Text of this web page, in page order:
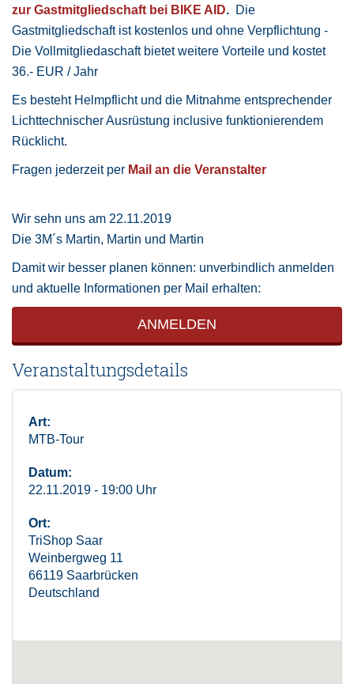
zur Gastmitgliedschaft bei BIKE AID. Die
Gastmitgliedschaft ist kostenlos und ohne Verpflichtung -
Die Vollmitgliedaschaft bietet weitere Vorteile und kostet
36.- EUR / Jahr
Es besteht Helmpflicht und die Mitnahme entsprechender
Lichttechnischer Ausrüstung inclusive funktionierendem
Rücklicht.
Fragen jederzeit per Mail an die Veranstalter
Wir sehn uns am 22.11.2019
Die 3M´s Martin, Martin und Martin
Damit wir besser planen können: unverbindlich anmelden
und aktuelle Informationen per Mail erhalten:
ANMELDEN
Veranstaltungsdetails
Art:
MTB-Tour
Datum:
22.11.2019 - 19:00 Uhr
Ort:
TriShop Saar
Weinbergweg 11
66119 Saarbrücken
Deutschland